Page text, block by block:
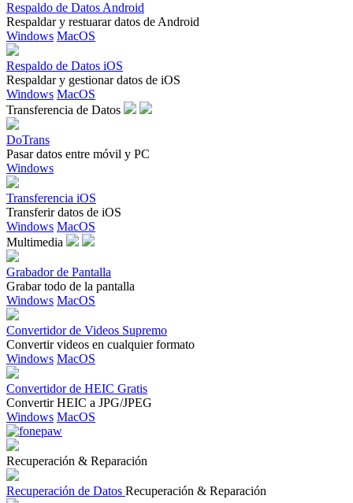
Respaldo de Datos Android
Respaldar y restuarar datos de Android
Windows MacOS
Respaldo de Datos iOS
Respaldar y gestionar datos de iOS
Windows MacOS
Transferencia de Datos
DoTrans
Pasar datos entre móvil y PC
Windows
Transferencia iOS
Transferir datos de iOS
Windows MacOS
Multimedia
Grabador de Pantalla
Grabar todo de la pantalla
Windows MacOS
Convertidor de Videos Supremo
Convertir videos en cualquier formato
Windows MacOS
Convertidor de HEIC Gratis
Convertir HEIC a JPG/JPEG
Windows MacOS
Recuperación & Reparación
Recuperación de Datos Recuperación & Reparación